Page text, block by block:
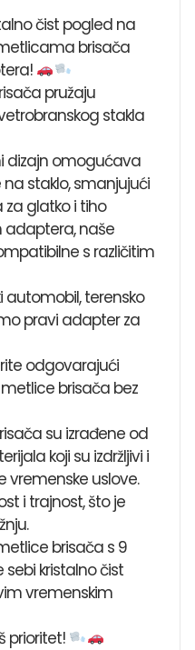
čist pogled na
brisača
pružaju
stakla
dizajn omogućava
staklo, smanjujući
za glatko i tiho
adaptera, naše
s različitim
automobil, terensko
pravi adapter za
odgovarajući
brisača bez
su izrađene od
koji su izdržljivi i
vremenske uslove.
i trajnost, što je
brisača s 9
kristalno čist
vremenskim
prioritet!